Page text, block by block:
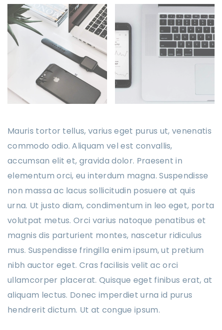
Mauris tortor tellus, varius eget purus ut, venenatis
commodo odio. Aliquam vel est convallis,
accumsan elit et, gravida dolor. Praesent in
elementum orci, eu interdum magna. Suspendisse
non massa ac lacus sollicitudin posuere at quis
urna. Ut justo diam, condimentum in leo eget, porta
volutpat metus. Orci varius natoque penatibus et
magnis dis parturient montes, nascetur ridiculus
mus. Suspendisse fringilla enim ipsum, ut pretium
nibh auctor eget. Cras facilisis velit ac orci
ullamcorper placerat. Quisque eget finibus erat, at
aliquam lectus. Donec imperdiet urna id purus
hendrerit dictum. Ut at congue ipsum.